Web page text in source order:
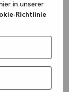
in unserer
Richtlinie
for more